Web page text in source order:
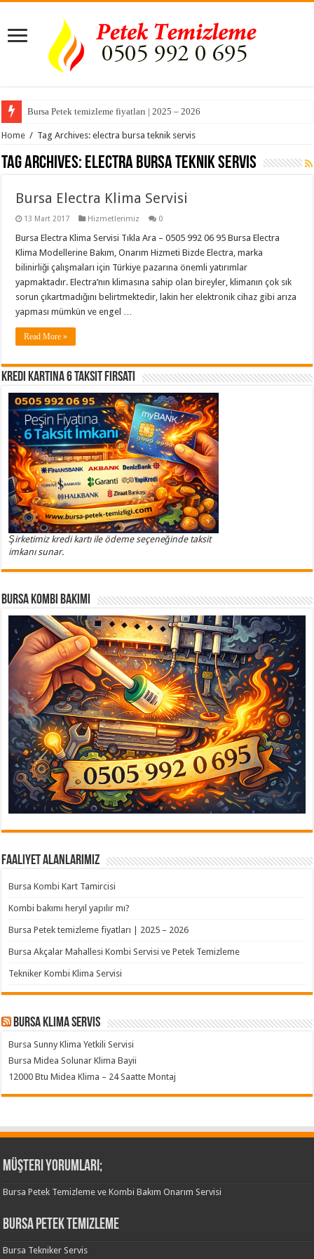
Bursa Petek temizleme fiyatları | 2025 – 2026
Home / Tag Archives: electra bursa teknik servis
Tag Archives: electra bursa teknik servis
Bursa Electra Klima Servisi
13 Mart 2017 Hizmetlerimiz 0
Bursa Electra Klima Servisi Tıkla Ara – 0505 992 06 95 Bursa Electra
Klima Modellerine Bakım, Onarım Hizmeti Bizde Electra, marka
bilinirliği çalışmaları için Türkiye pazarına önemli yatırımlar
yapmaktadır. Electra’nın klimasına sahip olan bireyler, klimanın çok sık
sorun çıkartmadığını belirtmektedir, lakin her elektronik cihaz gibi arıza
yapması mümkün ve engel …
Read More »
Kredi Kartına 6 Taksit Fırsatı
Şirketimiz kredi kartı ile ödeme seçeneğinde taksit
imkanı sunar.
Bursa Kombi Bakımı
Faaliyet Alanlarımız
Bursa Kombi Kart Tamircisi
Kombi bakımı heryıl yapılır mı?
Bursa Petek temizleme fiyatları | 2025 – 2026
Bursa Akçalar Mahallesi Kombi Servisi ve Petek Temizleme
Tekniker Kombi Klima Servisi
Bursa klima servis
Bursa Sunny Klima Yetkili Servisi
Bursa Midea Solunar Klima Bayii
12000 Btu Midea Klima – 24 Saatte Montaj
Müşteri Yorumları;
Bursa Petek Temizleme ve Kombi Bakım Onarım Servisi
Bursa Petek Temizleme
Bursa Tekniker Servis